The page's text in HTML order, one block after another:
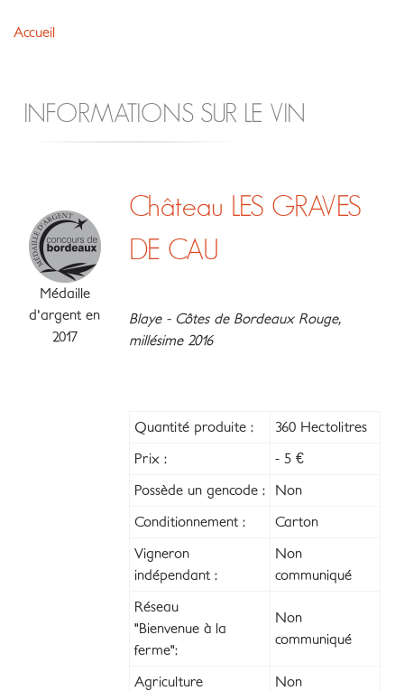
Accueil
INFORMATIONS SUR LE VIN
Médaille
d'argent en
2017
Château LES GRAVES
DE CAU
Blaye - Côtes de Bordeaux Rouge,
millésime 2016
Quantité produite : 360 Hectolitres
Prix : - 5 €
Possède un gencode : Non
Conditionnement : Carton
Vigneron
indépendant :
Non
communiqué
Réseau
"Bienvenue à la
ferme":
Non
communiqué
Agriculture
Non